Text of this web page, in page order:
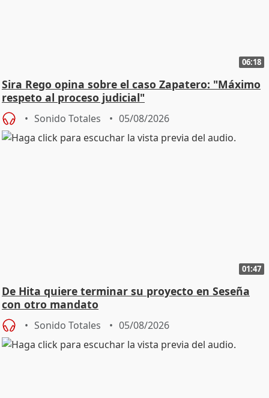
06:18
Sira Rego opina sobre el caso Zapatero: "Máximo
respeto al proceso judicial"
Sonido Totales 05/08/2026
01:47
De Hita quiere terminar su proyecto en Seseña
con otro mandato
Sonido Totales 05/08/2026